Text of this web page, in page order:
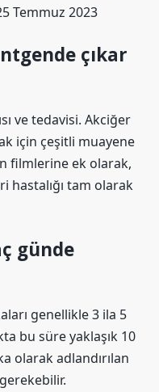
Temmuz 2023
çıkar
ve tedavisi. Akciğer
için çeşitli muayene
filmlerine ek olarak,
hastalığı tam olarak
günde
genellikle 3 ila 5
bu süre yaklaşık 10
olarak adlandırılan